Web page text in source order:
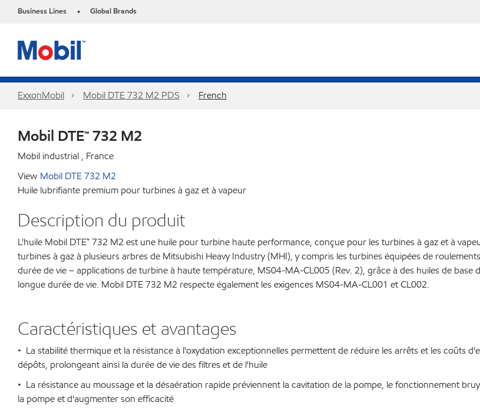
Business Lines • Global Brands
ExxonMobil Mobil DTE 732 M2 PDS French
Mobil DTE™ 732 M2
Mobil industrial , France
View Mobil DTE 732 M2
Huile lubrifiante premium pour turbines à gaz et à vapeur
Description du produit
L'huile Mobil DTE™ 732 M2 est une huile pour turbine haute performance, conçue pour les turbines à gaz et à
turbines à gaz à plusieurs arbres de Mitsubishi Heavy Industry (MHI), y compris les turbines équipées de
durée de vie – applications de turbine à haute température, MS04-MA-CL005 (Rev. 2), grâce à des huiles de
longue durée de vie. Mobil DTE 732 M2 respecte également les exigences MS04-MA-CL001 et CL002.
Caractéristiques et avantages
• La stabilité thermique et la résistance à l'oxydation exceptionnelles permettent de réduire les arrêts et les coûts
dépôts, prolongeant ainsi la durée de vie des filtres et de l'huile
• La résistance au moussage et la désaération rapide préviennent la cavitation de la pompe, le fonctionnement
la pompe et d'augmenter son efficacité